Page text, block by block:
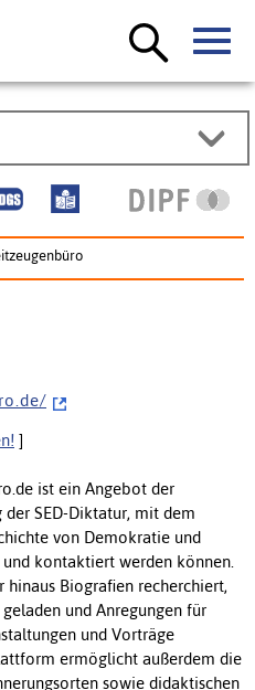
o . d e /
]
ist ein Angebot der
SED-Diktatur, mit dem
von Demokratie und
kontaktiert werden können.
Biografien recherchiert,
und Anregungen für
und Vorträge
ermöglicht außerdem die
sowie didaktischen